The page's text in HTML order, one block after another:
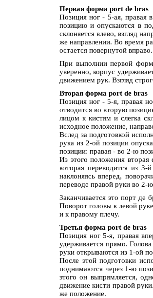
Первая форма рort de bras
Позиция ног - 5-ая, правая
позицию и опускаются в
склоняется влево, взгляд
же направлении. Во время
остается повернутой вправо.
При выполнии первой
уверенно, корпус
движением рук. Взгляд
Вторая форма рort de bras
Позиция ног - 5-я, правая
отводится во вторую
лицом к кистям и слегка
исходное положение,
Вслед за подготовкой
рука из 2-ой позиции
позиции: правая - во 2-ю
Из этого положения вторая
которая переводится из 3-
наклоняясь вперед,
переводе правой руки во 2-
Заканчивается это порт
Поворот головы к левой
и к правому плечу.
Третья форма рort de bras
Позиция ног 5-я, правая
удерживается прямо.
руки открываются из 1-ой
После этой подготовки
поднимаются через 1-ю
этого он выпрямляется,
движение кисти правой
же положение.